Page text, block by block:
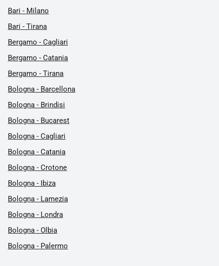
Bari - Milano
Bari - Tirana
Bergamo - Cagliari
Bergamo - Catania
Bergamo - Tirana
Bologna - Barcellona
Bologna - Brindisi
Bologna - Bucarest
Bologna - Cagliari
Bologna - Catania
Bologna - Crotone
Bologna - Ibiza
Bologna - Lamezia
Bologna - Londra
Bologna - Olbia
Bologna - Palermo